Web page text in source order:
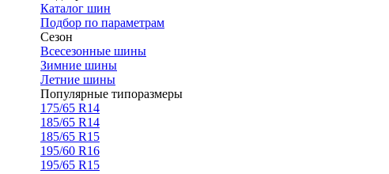
Каталог шин
Подбор по параметрам
Сезон
Всесезонные шины
Зимние шины
Летние шины
Популярные типоразмеры
175/65 R14
185/65 R14
185/65 R15
195/60 R16
195/65 R15